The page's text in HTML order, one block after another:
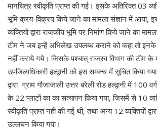
मानचित्र स्वीकृति प्राप्त की गई। इसके अतिरिक्त 03
भूमि क्रय-विक्रय किये जाने का मामला संज्ञान में आया,
व्यक्तियों द्वारा राजकीय भूमि पर निर्माण किये जाने का
टीम ने जब इन्हें अभिलेख उपलब्ध कराने को कहा तो इनके
नहीं कराये गये। जिसके पश्चात् राजस्व विभाग की टीम के
उपजिलाधिकारी हल्द्वानी को इस सम्बन्ध में सूचित किया
द्वारा ग्राम गौजाजाली उत्तर बरेली रोड हल्द्वानी में
के 22 प्लाटों का का सत्यापन किया गया, जिसमें से 10
स्वीकृति प्राप्त नहीं की गई थी, तथा अन्य 12 व्यक्तियों
उल्लघन किया गया।